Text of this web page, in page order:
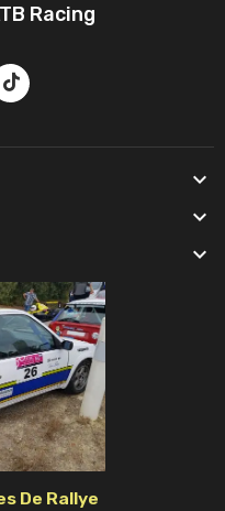
Racing



De Rallye